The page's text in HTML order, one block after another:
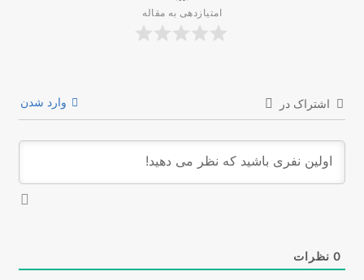
امتیازدهی به مقاله
اشتراک در وارد شدن
0نظرات